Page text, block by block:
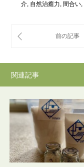
介, 自然治癒力, 間合い,
関連記事